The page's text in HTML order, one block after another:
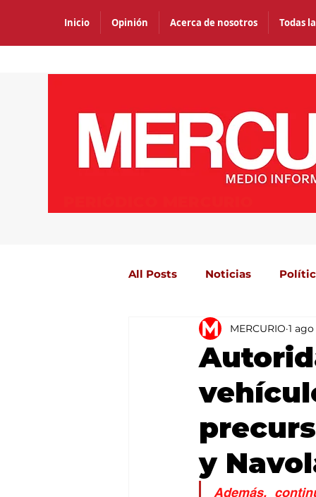
Inicio Opinión Acerca de nosotros Todas
All Posts Noticias
Agricultura México
y
MERCURIO 1
Además,